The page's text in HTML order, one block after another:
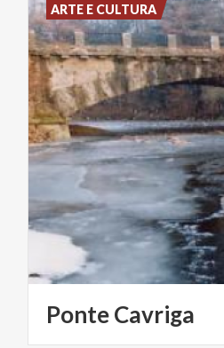
PonteCavriga
ARTE E CULTURA